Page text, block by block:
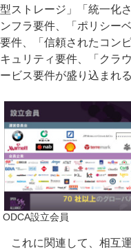
型ストレージ」「統一化
ンフラ要件、「ポリシー
要件、「信頼されたコン
キュリティ要件、「クラ
ービス要件が盛り込まれる
ODCA設立会員
これに関連して、相互